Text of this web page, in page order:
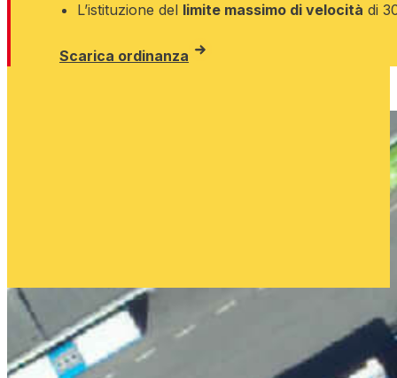
L’istituzione del limite massimo di velocità di
Scarica ordinanza